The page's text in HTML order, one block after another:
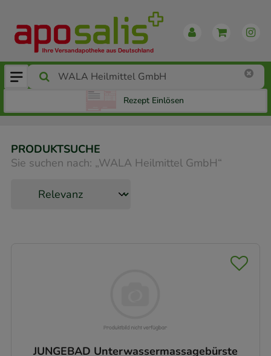
Rezept Einlösen
PRODUKTSUCHE
Sie suchen nach: „WALA Heilmittel GmbH“
JUNGEBAD Unterwassermassagebürste